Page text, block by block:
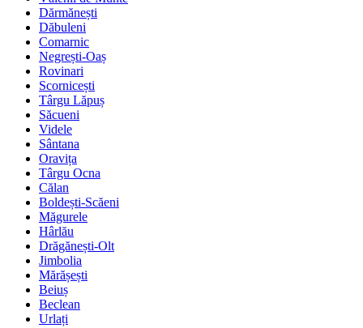
Dărmănești
Dăbuleni
Comarnic
Negrești-Oaș
Rovinari
Scornicești
Târgu Lăpuș
Săcueni
Videle
Sântana
Oravița
Târgu Ocna
Călan
Boldești-Scăeni
Măgurele
Hârlău
Drăgănești-Olt
Jimbolia
Mărășești
Beiuș
Beclean
Urlați